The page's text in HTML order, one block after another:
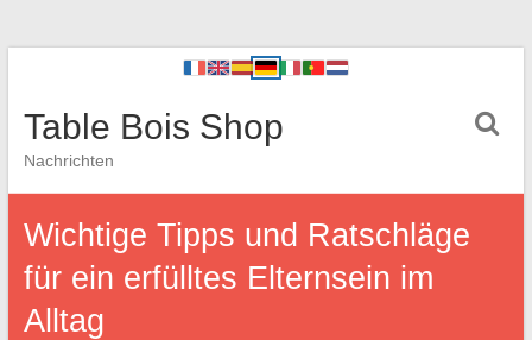
Table Bois Shop
Nachrichten
Wichtige Tipps und Ratschläge
für ein erfülltes Elternsein im
Alltag